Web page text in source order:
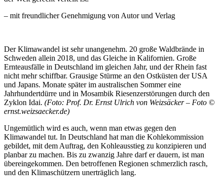
– mit freundlicher Genehmigung von Autor und Verlag
Der Klimawandel ist sehr unangenehm. 20 große Waldbrände in
Schweden allein 2018, und das Gleiche in Kalifornien. Große
Ernteausfälle in Deutschland im gleichen Jahr, und der Rhein fast
nicht mehr schiffbar. Grausige Stürme an den Ostküsten der USA
und Japans. Monate später im australischen Sommer eine
Jahrhundertdürre und in Mosambik Riesenzerstörungen durch den
Zyklon Idai. (Foto: Prof. Dr. Ernst Ulrich von Weizsäcker – Foto ©
ernst.weizsaecker.de)
Ungemütlich wird es auch, wenn man etwas gegen den
Klimawandel tut. In Deutschland hat man die Kohlekommission
gebildet, mit dem Auftrag, den Kohleausstieg zu konzipieren und
planbar zu machen. Bis zu zwanzig Jahre darf er dauern, ist man
übereingekommen. Den betroffenen Regionen schmerzlich rasch,
und den Klimaschützern unerträglich lang.